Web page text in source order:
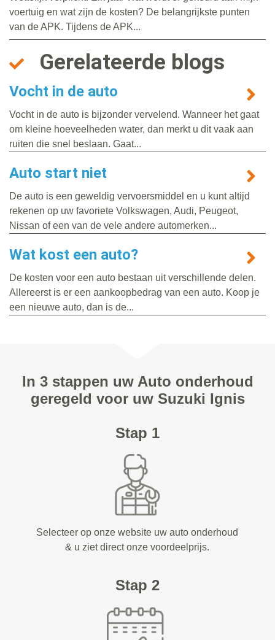
voertuig en wat zijn de kosten? De belangrijkste punten
van de APK. Tijdens de APK...
Gerelateerde blogs
Vocht in de auto
Vocht in de auto is bijzonder vervelend. Wanneer het gaat
om kleine hoeveelheden water, dan merkt u dit vaak aan
ruiten die snel beslaan. Gaat...
Auto start niet
De auto is een geweldig vervoersmiddel en u kunt altijd
rekenen op uw favoriete Volkswagen, Audi, Peugeot,
Nissan of een van de vele andere automerken...
Wat kost een auto?
De kosten voor een auto bestaan uit verschillende delen.
Allereerst is er een aankoopbedrag van een auto. Koop je
een nieuwe auto, dan is de...
In 3 stappen uw Auto onderhoud
geregeld voor uw Suzuki Ignis
Stap 1
Selecteer op onze website uw auto onderhoud
& u ziet direct onze voordeelprijs.
Stap 2